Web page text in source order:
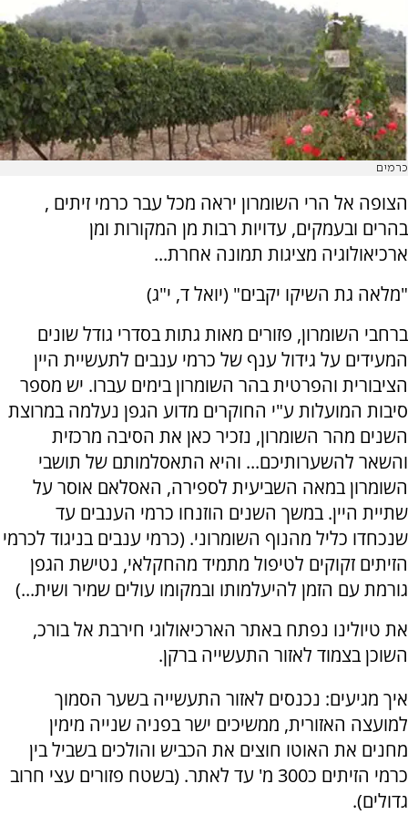
כרמים
הצופה אל הרי השומרון יראה מכל עבר כרמי זיתים ,
בהרים ובעמקים, עדויות רבות מן המקורות ומן
ארכיאולוגיה מציגות תמונה אחרת...
"מלאה גת השיקו יקבים" (יואל ד, י"ג)
ברחבי השומרון, פזורים מאות גתות בסדרי גודל שונים
המעידים על גידול ענף של כרמי ענבים לתעשיית היין
הציבורית והפרטית בהר השומרון בימים עברו. יש מספר
סיבות המועלות ע"י החוקרים מדוע הגפן נעלמה במרוצת
השנים מהר השומרון, נזכיר כאן את הסיבה מרכזית
והשאר להשערותיכם... והיא התאסלמותם של תושבי
השומרון במאה השביעית לספירה, האסלאם אוסר על
שתיית היין. במשך השנים הוזנחו כרמי הענבים עד
שנכחדו כליל מהנוף השומרוני. (כרמי ענבים בניגוד לכרמי
הזיתים זקוקים לטיפול מתמיד מהחקלאי, נטישת הגפן
גורמת עם הזמן להיעלמותו ובמקומו עולים שמיר ושית...)
את טיולינו נפתח באתר הארכיאולוגי חירבת אל בורכ,
השוכן בצמוד לאזור התעשייה ברקן.
איך מגיעים: נכנסים לאזור התעשייה בשער הסמוך
למועצה האזורית, ממשיכים ישר בפניה שנייה מימין
מחנים את האוטו חוצים את הכביש והולכים בשביל בין
כרמי הזיתים כ300 מ' עד לאתר. (בשטח פזורים עצי חרוב
גדולים).